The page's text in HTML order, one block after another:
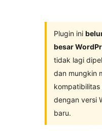
Plugin ini
besar
tidak lagi
dan mungkin
dengan versi
baru.